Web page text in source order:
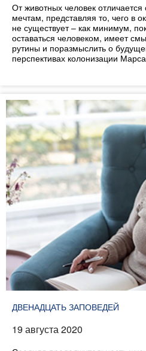
От животных человек
мечтам, представляя то, чего в
не существует – как минимум,
оставаться человеком, имеет
рутины и поразмыслить о
перспективах колонизации
ДВЕНАДЦАТЬ ЗАПОВЕДЕЙ
19 августа 2020